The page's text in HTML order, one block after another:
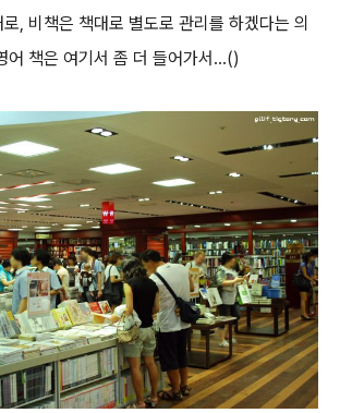
, 비책은 책대로 별도로 관리를 하겠다는 의
어 책은 여기서 좀 더 들어가서...()